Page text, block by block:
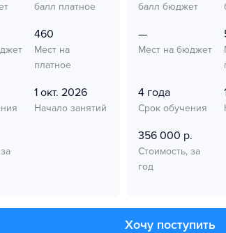
балл платное
460
Мест на
платное
1 окт. 2026
Начало занятий
балл бюджет
—
Мест на бюджет
4 года
Срок обучения
356 000 р.
Стоимость, за
год
Хочу поступить